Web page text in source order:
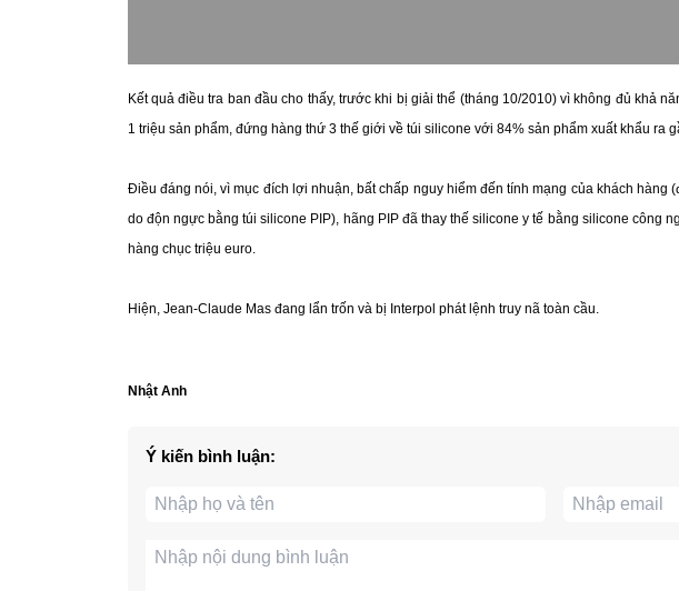
Kết quả điều tra ban đầu cho thấy, trước khi bị giải thể (tháng 10/2010) vì không đủ khả
1 triệu sản phẩm, đứng hàng thứ 3 thế giới về túi silicone với 84% sản phẩm xuất khẩu ra
Điều đáng nói, vì mục đích lợi nhuận, bất chấp nguy hiểm đến tính mạng của khách hàng
do độn ngực bằng túi silicone PIP), hãng PIP đã thay thế silicone y tế bằng silicone công
hàng chục triệu euro.
Hiện, Jean-Claude Mas đang lẩn trốn và bị Interpol phát lệnh truy nã toàn cầu.
Nhật Anh
Ý kiến bình luận: